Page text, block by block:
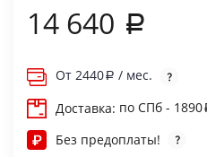
14 640
От 2440
/ мес.
Доставка: по СПб - 1890
Без предоплаты!